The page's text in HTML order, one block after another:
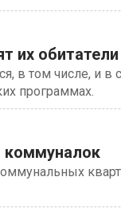
их обитатели
в том числе, и в
программах.
коммуналок